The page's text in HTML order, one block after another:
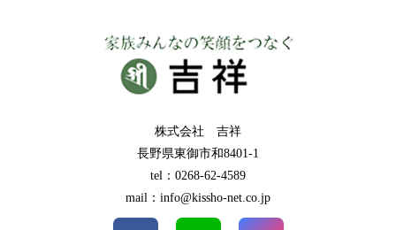
株式会社 吉祥
長野県東御市和8401-1
tel：0268-62-4589
mail：info@kissho-net.co.jp